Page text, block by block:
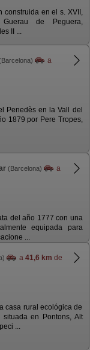
construida en el s. XVII,
de Peguera,
II ...
a
Penedès en la Vall del
1879 por Pere Tropes,
(Barcelona)
a
del año 1777 con una
equipada para
...
a 41,6 km de
casa rural ecológica de
en Pontons, Alt
...